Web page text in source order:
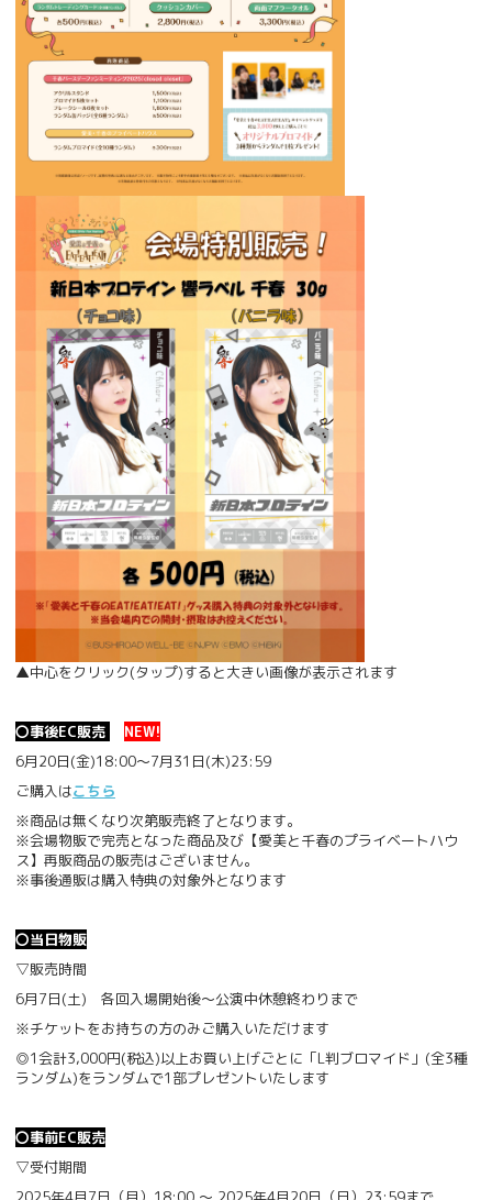
▲中心をクリック(タップ)すると大きい画像が表示されます
〇事後EC販売
NEW!
6月20日(金)18:00～7月31日(木)23:59
ご購入はこちら
※商品は無くなり次第販売終了となります。
※会場物販で完売となった商品及び【愛美と千春のプライベートハウ
ス】再販商品の販売はございません。
※事後通販は購入特典の対象外となります
〇当日物販
▽販売時間
6月7日(土) 各回入場開始後～公演中休憩終わりまで
※チケットをお持ちの方のみご購入いただけます
◎1会計3,000円(税込)以上お買い上げごとに「L判ブロマイド」(全3種
ランダム)をランダムで1部プレゼントいたします
〇事前EC販売
▽受付期間